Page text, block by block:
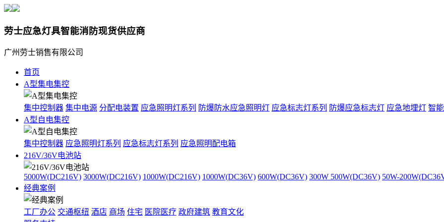
劳士应急灯具智能消防现货供应商
广州劳士销售有限公司
首页
A型集电集控
集中控制器 集中电源 分配电装置 应急照明灯系列 防爆防水应急照明灯 应急标志灯系列 防爆应急标志灯 应急地埋灯 智
A型自电集控
集中控制器 应急照明灯系列 应急标志灯系列 应急照明配电箱
216V/36V电池站
5000W(DC216V) 3000W(DC216V) 1000W(DC216V) 1000W(DC36V) 600W(DC36V) 300W 500W(DC36V) 50W-
经典案例
工厂办公 交通枢纽 酒店 商场 住宅 医院医疗 政府建筑 教育文化